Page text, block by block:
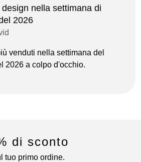
nella settimana di
2026
venduti nella settimana del
2026 a colpo d'occhio.
di sconto
tuo primo ordine.